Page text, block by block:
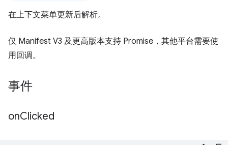
在上下文菜单更新后解析。
仅 Manifest V3 及更高版本支持 Promise，其他平台需要使
用回调。
事件
onClicked